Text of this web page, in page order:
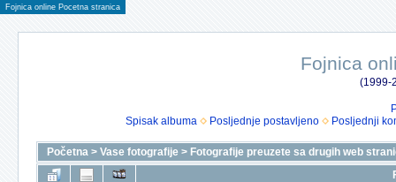
Fojnica online Pocetna stranica
Fojnica
(1999-
Spisak albuma
Posljednje postavljeno Posljednji
Početna > Vase fotografije > Fotografije preuzete sa drugih web